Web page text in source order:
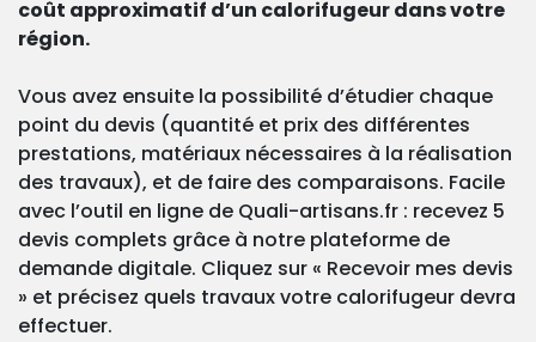
coût approximatif d’un calorifugeur dans votre
région.
Vous avez ensuite la possibilité d’étudier chaque
point du devis (quantité et prix des différentes
prestations, matériaux nécessaires à la réalisation
des travaux), et de faire des comparaisons. Facile
avec l’outil en ligne de Quali-artisans.fr : recevez 5
devis complets grâce à notre plateforme de
demande digitale. Cliquez sur « Recevoir mes devis
» et précisez quels travaux votre calorifugeur devra
effectuer.